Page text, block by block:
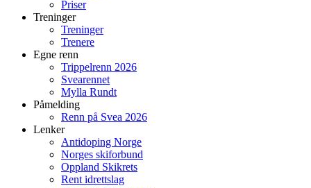
Priser
Treninger
Treninger
Trenere
Egne renn
Trippelrenn 2026
Svearennet
Mylla Rundt
Påmelding
Renn på Svea 2026
Lenker
Antidoping Norge
Norges skiforbund
Oppland Skikrets
Rent idrettslag